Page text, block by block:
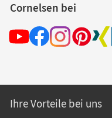
Cornelsen bei
Ihre Vorteile bei uns